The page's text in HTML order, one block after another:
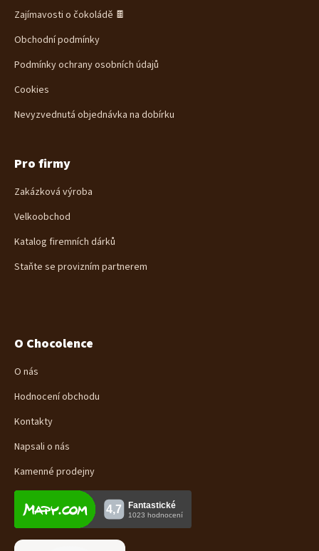
Zajímavosti o čokoládě 🍫
Obchodní podmínky
Podmínky ochrany osobních údajů
Cookies
Nevyzvednutá objednávka na dobírku
Pro firmy
Zakázková výroba
Velkoobchod
Katalog firemních dárků
Staňte se provizním partnerem
O Chocolence
O nás
Hodnocení obchodu
Kontakty
Napsali o nás
Kamenné prodejny